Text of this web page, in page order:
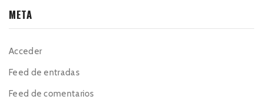
META
Acceder
Feed de entradas
Feed de comentarios